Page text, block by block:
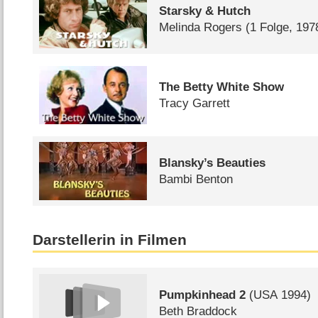
Starsky & Hutch
Melinda Rogers (1 Folge,
The Betty White Show
Tracy Garrett
Blansky’s Beauties
Bambi Benton
Darstellerin in Filmen
Pumpkinhead 2 (USA 1994)
Beth Braddock